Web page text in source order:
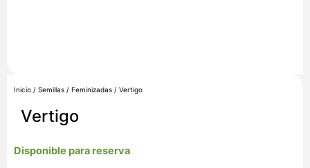
Inicio / Semillas / Feminizadas / Vertigo
Vertigo
Disponible para reserva